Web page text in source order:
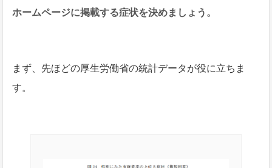
ホームページに掲載する症状を決めましょう。
まず、先ほどの厚生労働省の統計データが役に立ちま
す。